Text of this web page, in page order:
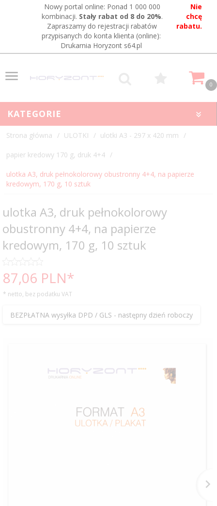
Nowy portal online: Ponad 1 000 000
kombinacji. Stały rabat od 8 do 20%.
Zapraszamy do rejestracji rabatów
przypisanych do konta klienta (online):
Drukarnia Horyzont s64.pl
Nie
chcę
rabatu.
0
KATEGORIE
Strona główna ULOTKI ulotki A3 - 297 x 420 mm
papier kredowy 170 g, druk 4+4
ulotka A3, druk pełnokolorowy obustronny 4+4, na papierze
kredowym, 170 g, 10 sztuk
ulotka A3, druk pełnokolorowy
obustronny 4+4, na papierze
kredowym, 170 g, 10 sztuk
87,06 PLN*
* netto, bez podatku VAT
BEZPŁATNA wysyłka DPD / GLS - następny dzień roboczy